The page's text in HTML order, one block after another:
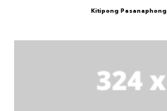
Kitipong Pasanaphong